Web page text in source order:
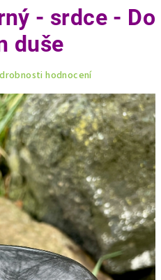
- srdce - Do
duše
hodnocení